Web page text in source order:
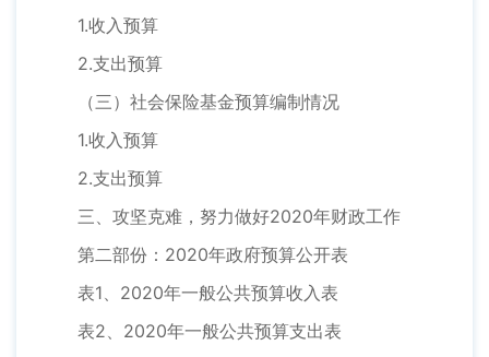
1.收入预算
2.支出预算
（三）社会保险基金预算编制情况
1.收入预算
2.支出预算
三、攻坚克难，努力做好2020年财政工作
第二部份：2020年政府预算公开表
表1、2020年一般公共预算收入表
表2、2020年一般公共预算支出表